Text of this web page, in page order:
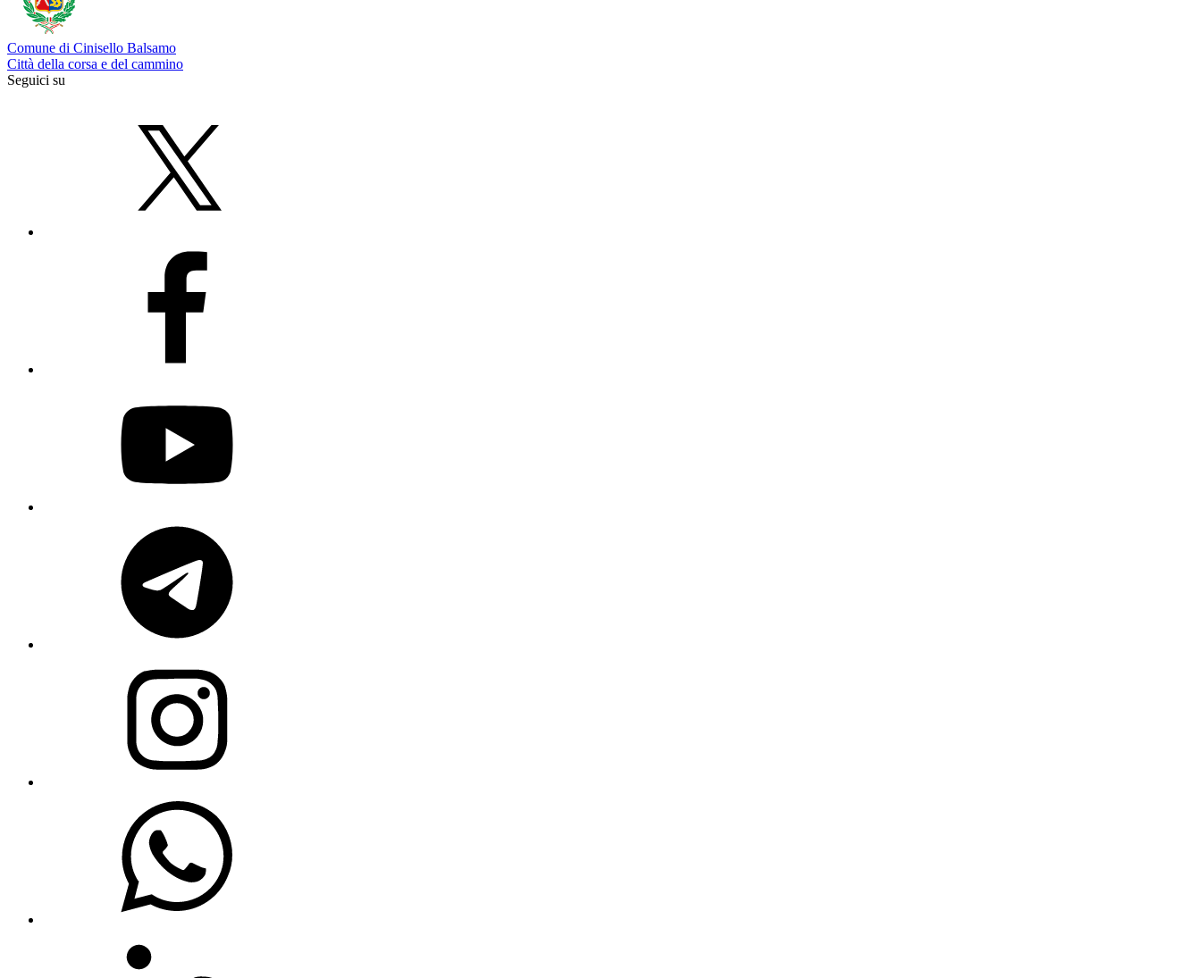
Comune di Cinisello Balsamo
Città della corsa e del cammino
Seguici su